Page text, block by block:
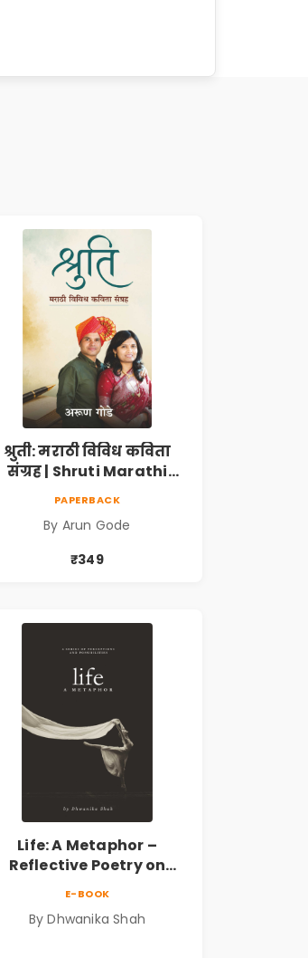
श्रुती: मराठी विविध कविता
संग्रह | Shruti Marathi
देशभक्ती, प्रेम, शृंगार व
प्रेरणादायी मराठी कविता |
Marathi Poetry Book
PAPERBACK
By Arun Gode
₹349
Life: A Metaphor –
Reflective Poetry on
A Journey Through Inner
E-BOOK
By Dhwanika Shah